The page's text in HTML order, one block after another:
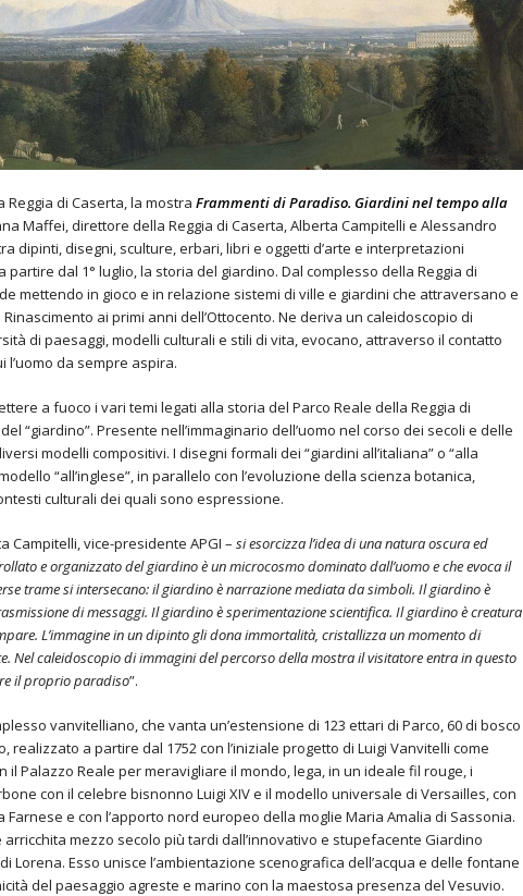
Reggia di Caserta, la mostra Frammenti di Paradiso. Giardini nel tempo alla
Maffei, direttore della Reggia di Caserta, Alberta Campitelli e Alessandro
dipinti, disegni, sculture, erbari, libri e oggetti d’arte e interpretazioni
dal 1° luglio, la storia del giardino. Dal complesso della Reggia di
mettendo in gioco e in relazione sistemi di ville e giardini che attraversano e
ai primi anni dell’Ottocento. Ne deriva un caleidoscopio di
di paesaggi, modelli culturali e stili di vita, evocano, attraverso il contatto
l’uomo da sempre aspira.
a fuoco i vari temi legati alla storia del Parco Reale della Reggia di
“giardino”. Presente nell’immaginario dell’uomo nel corso dei secoli e delle
modelli compositivi. I disegni formali dei “giardini all’italiana” o “alla
“all’inglese”, in parallelo con l’evoluzione della scienza botanica,
culturali dei quali sono espressione.
Campitelli, vice-presidente APGI – si esorcizza l’idea di una natura oscura ed
e organizzato del giardino è un microcosmo dominato dall’uomo e che evoca il
trame si intersecano: il giardino è narrazione mediata da simboli. Il giardino è
di messaggi. Il giardino è sperimentazione scientifica. Il giardino è creatura
L’immagine in un dipinto gli dona immortalità, cristallizza un momento di
Nel caleidoscopio di immagini del percorso della mostra il visitatore entra in questo
il proprio paradiso”.
vanvitelliano, che vanta un’estensione di 123 ettari di Parco, 60 di bosco
realizzato a partire dal 1752 con l’iniziale progetto di Luigi Vanvitelli come
Palazzo Reale per meravigliare il mondo, lega, in un ideale fil rouge, i
con il celebre bisnonno Luigi XIV e il modello universale di Versailles, con
e con l’apporto nord europeo della moglie Maria Amalia di Sassonia.
mezzo secolo più tardi dall’innovativo e stupefacente Giardino
Lorena. Esso unisce l’ambientazione scenografica dell’acqua e delle fontane
del paesaggio agreste e marino con la maestosa presenza del Vesuvio.